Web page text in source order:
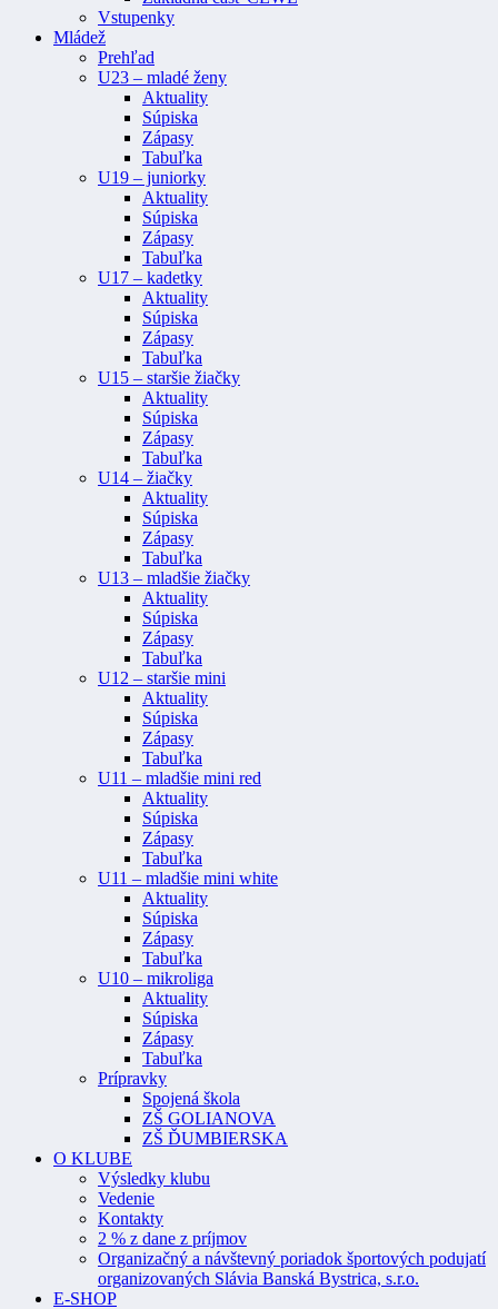
Vstupenky
Mládež
Prehľad
U23 – mladé ženy
Aktuality
Súpiska
Zápasy
Tabuľka
U19 – juniorky
Aktuality
Súpiska
Zápasy
Tabuľka
U17 – kadetky
Aktuality
Súpiska
Zápasy
Tabuľka
U15 – staršie žiačky
Aktuality
Súpiska
Zápasy
Tabuľka
U14 – žiačky
Aktuality
Súpiska
Zápasy
Tabuľka
U13 – mladšie žiačky
Aktuality
Súpiska
Zápasy
Tabuľka
U12 – staršie mini
Aktuality
Súpiska
Zápasy
Tabuľka
U11 – mladšie mini red
Aktuality
Súpiska
Zápasy
Tabuľka
U11 – mladšie mini white
Aktuality
Súpiska
Zápasy
Tabuľka
U10 – mikroliga
Aktuality
Súpiska
Zápasy
Tabuľka
Prípravky
Spojená škola
ZŠ GOLIANOVA
ZŠ ĎUMBIERSKA
O KLUBE
Výsledky klubu
Vedenie
Kontakty
2 % z dane z príjmov
Organizačný a návštevný poriadok športových podujatí
organizovaných Slávia Banská Bystrica, s.r.o.
E-SHOP